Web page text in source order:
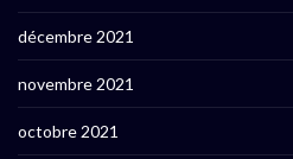
décembre 2021
novembre 2021
octobre 2021